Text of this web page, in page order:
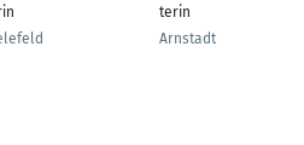
terin
Arnstadt